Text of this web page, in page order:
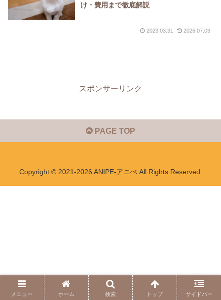
け・費用まで徹底解説
2023.03.31 2026.07.03
スポンサーリンク
PAGE TOP
Copyright © 2021-2026 ANIPE-アニぺ All Rights Reserved.
メニュー ホーム 検索 トップ サイドバー